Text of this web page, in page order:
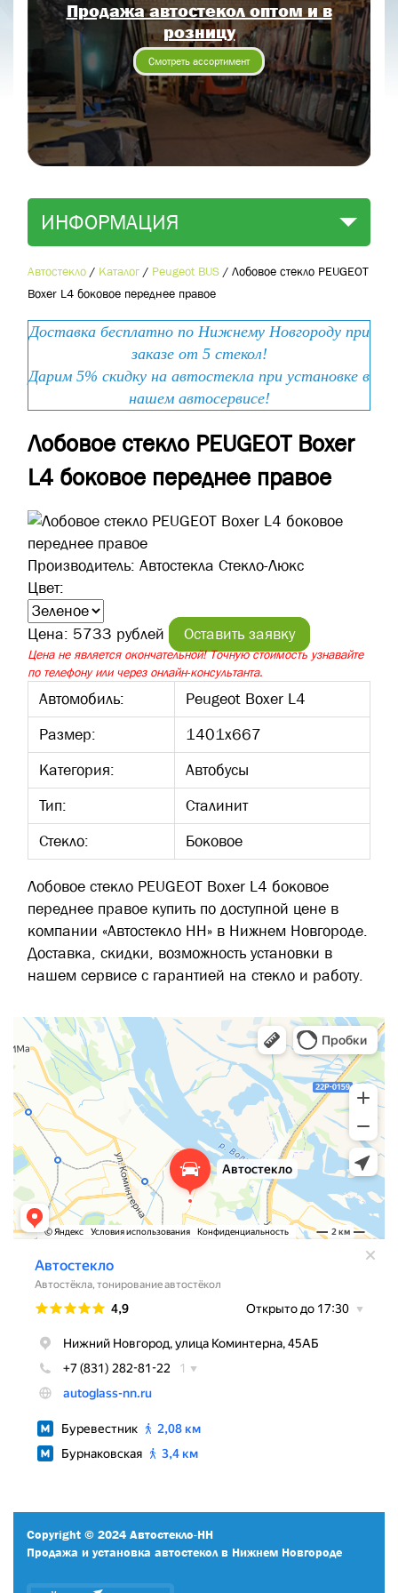
Продажа автостекол оптом и в
розницу
Смотреть ассортимент
ИНФОРМАЦИЯ
Автостекло / Каталог / Peugeot BUS / Лобовое стекло PEUGEOT
Boxer L4 боковое переднее правое
Доставка бесплатно по Нижнему Новгороду при
заказе от 5 стекол!
Дарим 5% скидку на автостекла при установке в
нашем автосервисе!
Лобовое стекло PEUGEOT Boxer
L4 боковое переднее правое
Производитель: Автостекла Стекло-Люкс
Цвет:
Цена: 5733 рублей Оставить заявку
Цена не является окончательной! Точную стоимость узнавайте
по телефону или через онлайн-консультанта.
Автомобиль:
Peugeot Boxer L4
Размер:
1401х667
Категория:
Автобусы
Тип:
Сталинит
Стекло:
Боковое
Лобовое стекло PEUGEOT Boxer L4 боковое
переднее правое купить по доступной цене в
компании «Автостекло НН» в Нижнем Новгороде.
Доставка, скидки, возможность установки в
нашем сервисе с гарантией на стекло и работу.
Copyright © 2024 Автостекло-НН
Продажа и установка автостекол в Нижнем Новгороде
Отправить
Отправить заявку